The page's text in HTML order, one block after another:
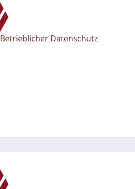
Betrieblicher Datenschutz